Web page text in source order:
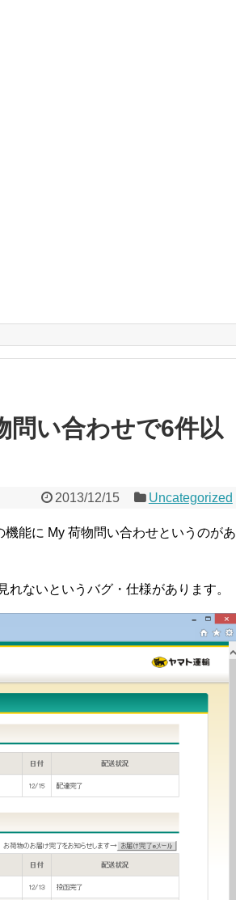
問い合わせで6件以
2013/12/15 Uncategorized
機能に My 荷物問い合わせというのがあ
ないというバグ・仕様があります。